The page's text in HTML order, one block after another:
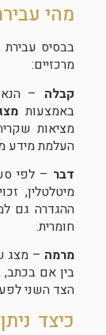
מהי
בבסיס
מרכזיים:
קבלה –
באמצעות
מציאות
העלמת מידע
דבר
מיטלטלין,
ההגדרה גם
חומרית.
מרמה – מצג
בין אם
הצד השני
כיצד